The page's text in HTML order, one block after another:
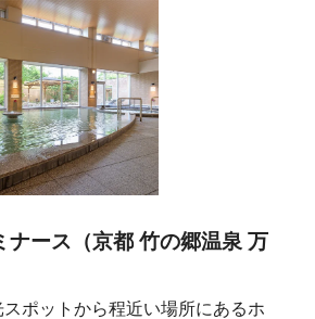
ナース（京都 竹の郷温泉 万
ポットから程近い場所にあるホ